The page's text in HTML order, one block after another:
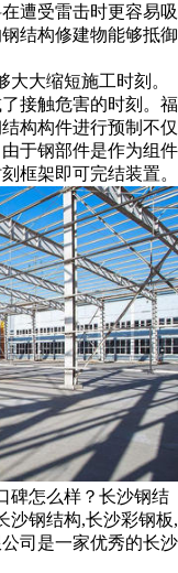
遭受雷击时更容易吸
结构修建物能够抵御
大缩短施工时刻。
接触危害的时刻。福
构构件进行预制不仅
于钢部件是作为组件
框架即可完结装置。
碑怎么样？长沙钢结
沙钢结构,长沙彩钢板,
司是一家优秀的长沙